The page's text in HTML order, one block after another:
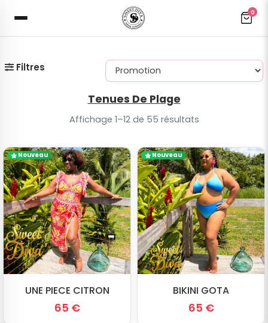
0
Filtres
Tenues De Plage
Affichage 1–12 de 55 résultats
Nouveau
UNE PIECE CITRON
65 €
Nouveau
BIKINI GOTA
65 €